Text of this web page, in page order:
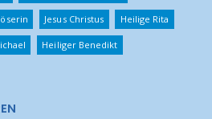
Jesus Christus Heilige Rita
Heiliger Benedikt